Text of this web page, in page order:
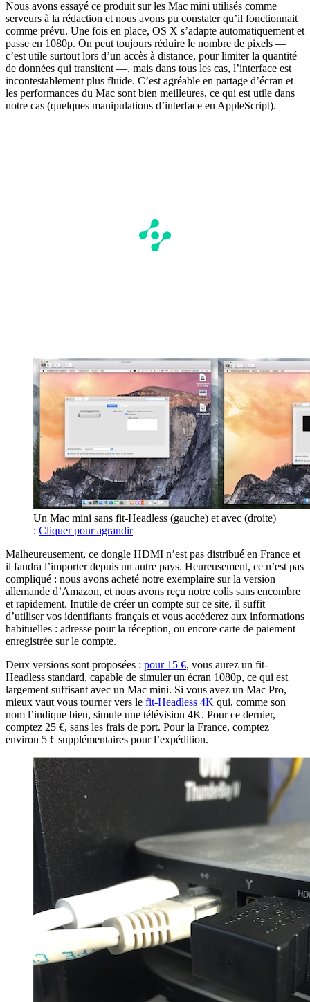
Nous avons essayé ce produit sur les Mac mini utilisés comme
serveurs à la rédaction et nous avons pu constater qu’il fonctionnait
comme prévu. Une fois en place, OS X s’adapte automatiquement et
passe en 1080p. On peut toujours réduire le nombre de pixels —
c’est utile surtout lors d’un accès à distance, pour limiter la quantité
de données qui transitent —, mais dans tous les cas, l’interface est
incontestablement plus fluide. C’est agréable en partage d’écran et
les performances du Mac sont bien meilleures, ce qui est utile dans
notre cas (quelques manipulations d’interface en AppleScript).
Un Mac mini sans fit-Headless (gauche) et avec (droite)
: Cliquer pour agrandir
Malheureusement, ce dongle HDMI n’est pas distribué en France et
il faudra l’importer depuis un autre pays. Heureusement, ce n’est pas
compliqué : nous avons acheté notre exemplaire sur la version
allemande d’Amazon, et nous avons reçu notre colis sans encombre
et rapidement. Inutile de créer un compte sur ce site, il suffit
d’utiliser vos identifiants français et vous accéderez aux informations
habituelles : adresse pour la réception, ou encore carte de paiement
enregistrée sur le compte.
Deux versions sont proposées : pour 15 €, vous aurez un fit-
Headless standard, capable de simuler un écran 1080p, ce qui est
largement suffisant avec un Mac mini. Si vous avez un Mac Pro,
mieux vaut vous tourner vers le fit-Headless 4K qui, comme son
nom l’indique bien, simule une télévision 4K. Pour ce dernier,
comptez 25 €, sans les frais de port. Pour la France, comptez
environ 5 € supplémentaires pour l’expédition.